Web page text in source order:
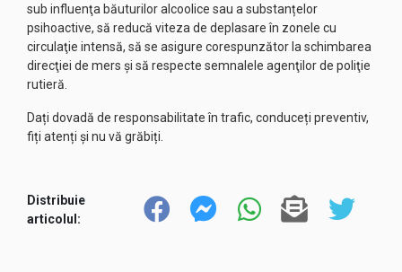
sub influenţa băuturilor alcoolice sau a substanțelor
psihoactive, să reducă viteza de deplasare în zonele cu
circulaţie intensă, să se asigure corespunzător la schimbarea
direcţiei de mers şi să respecte semnalele agenţilor de poliţie
rutieră.
Dați dovadă de responsabilitate în trafic, conduceți preventiv,
fiți atenți și nu vă grăbiți.
Distribuie
articolul: